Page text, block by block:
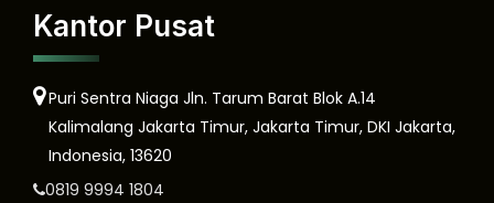
Kantor Pusat
Puri Sentra Niaga Jln. Tarum Barat Blok A.14
Kalimalang Jakarta Timur, Jakarta Timur, DKI Jakarta,
Indonesia, 13620
0819 9994 1804